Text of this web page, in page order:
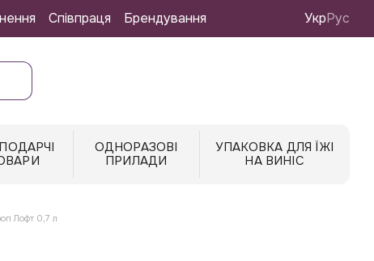
Співпраця Брендування УкрРус
ОДНОРАЗОВІ
ПРИЛАДИ
УПАКОВКА ДЛЯ ЇЖІ
НА ВИНІС
Лофт 0,7 л